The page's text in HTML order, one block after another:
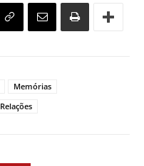
Memórias
Relações